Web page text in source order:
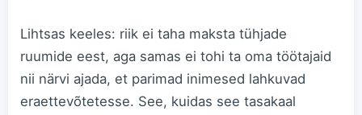
Lihtsas keeles: riik ei taha maksta tühjade
ruumide eest, aga samas ei tohi ta oma töötajaid
nii närvi ajada, et parimad inimesed lahkuvad
eraettevõtetesse. See, kuidas see tasakaal